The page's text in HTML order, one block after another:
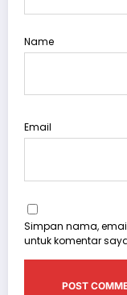
Name
Email
Simpan nama,
untuk komentar